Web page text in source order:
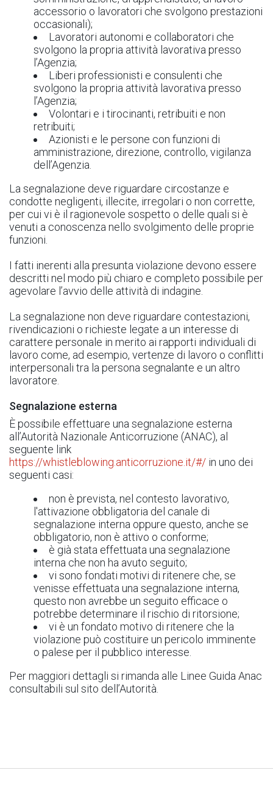
accessorio o lavoratori che svolgono prestazioni
occasionali);
Lavoratori autonomi e collaboratori che
svolgono la propria attività lavorativa presso
l’Agenzia;
Liberi professionisti e consulenti che
svolgono la propria attività lavorativa presso
l’Agenzia;
Volontari e i tirocinanti, retribuiti e non
retribuiti;
Azionisti e le persone con funzioni di
amministrazione, direzione, controllo, vigilanza
dell’Agenzia.
La segnalazione deve riguardare circostanze e
condotte negligenti, illecite, irregolari o non corrette,
per cui vi è il ragionevole sospetto o delle quali si è
venuti a conoscenza nello svolgimento delle proprie
funzioni.
I fatti inerenti alla presunta violazione devono essere
descritti nel modo più chiaro e completo possibile per
agevolare l’avvio delle attività di indagine.
La segnalazione non deve riguardare contestazioni,
rivendicazioni o richieste legate a un interesse di
carattere personale in merito ai rapporti individuali di
lavoro come, ad esempio, vertenze di lavoro o conflitti
interpersonali tra la persona segnalante e un altro
lavoratore.
Segnalazione esterna
È possibile effettuare una segnalazione esterna
all’Autorità Nazionale Anticorruzione (ANAC), al
seguente link
https://whistleblowing.anticorruzione.it/#/ in uno dei
seguenti casi:
non è prevista, nel contesto lavorativo,
l'attivazione obbligatoria del canale di
segnalazione interna oppure questo, anche se
obbligatorio, non è attivo o conforme;
è già stata effettuata una segnalazione
interna che non ha avuto seguito;
vi sono fondati motivi di ritenere che, se
venisse effettuata una segnalazione interna,
questo non avrebbe un seguito efficace o
potrebbe determinare il rischio di ritorsione;
vi è un fondato motivo di ritenere che la
violazione può costituire un pericolo imminente
o palese per il pubblico interesse.
Per maggiori dettagli si rimanda alle Linee Guida Anac
consultabili sul sito dell’Autorità.